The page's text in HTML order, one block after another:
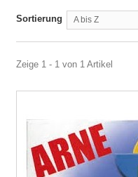
Sortierung A bis Z
Zeige 1 - 1 von 1 Artikel